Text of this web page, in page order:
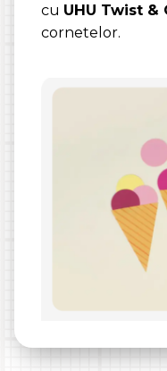
cu UHU Twist &
cornetelor.